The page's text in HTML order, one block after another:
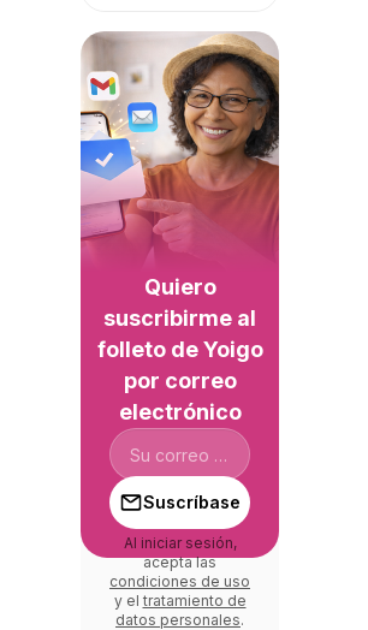
Quiero
suscribirme al
folleto de Yoigo
por correo
electrónico
Suscríbase
Al iniciar sesión,
acepta las
condiciones de uso
y el tratamiento de
datos personales.